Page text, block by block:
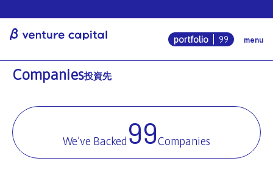
β venture
portfolio 99 menu
Companies投資先
We’ve Backed 99Companies